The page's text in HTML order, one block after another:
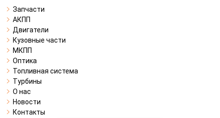
Запчасти
АКПП
Двигатели
Кузовные части
МКПП
Оптика
Топливная система
Турбины
О нас
Новости
Контакты